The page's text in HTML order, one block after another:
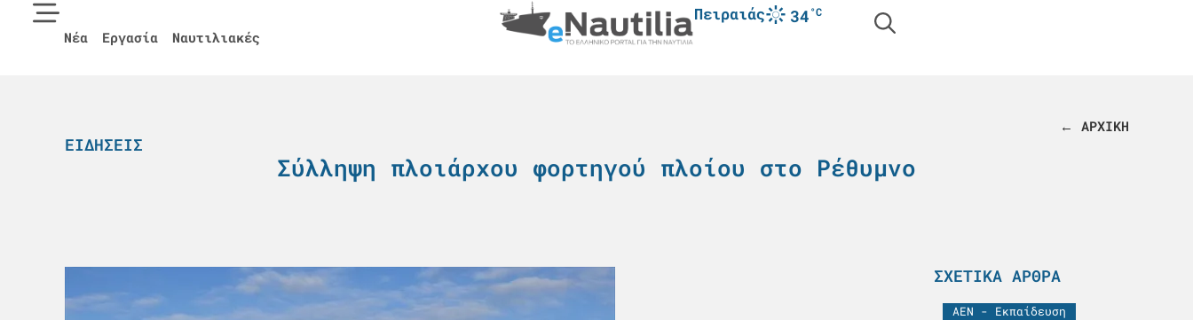
Νέα Εργασία Ναυτιλιακές
Πειραιάς 34°C
← ΑΡΧΙΚΗ
ΕΙΔΉΣΕΙΣ
Σύλληψη πλοιάρχου φορτηγού πλοίου στο Ρέθυμνο
ΣΧΕΤΙΚΆ ΆΡΘΡΑ
ΑΕΝ - Εκπαίδευση